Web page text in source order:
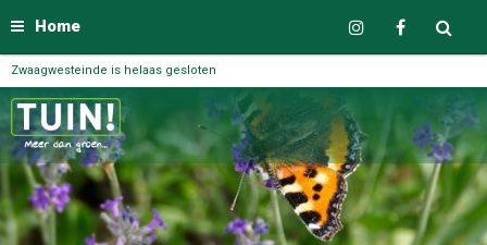
Home
Zwaagwesteinde is helaas gesloten